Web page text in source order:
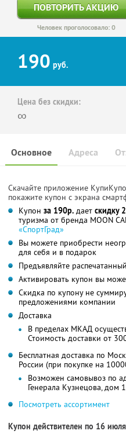
ПОВТОРИТЬ АКЦИЮ
Человек проголосовало: 0
190 руб.
Цена без скидки:
∞
Основное Адреса
Скачайте приложение
покажите купон с экрана
Купон за 190р. дает скидку
туризма от бренда MOON
«СпортГрад»
Вы можете приобрести
для себя и в подарок
Предъявляйте
Активировать купон вы
Скидка по купону не
предложениями компании
Доставка
В пределах МКАД
Стоимость доставки от
Бесплатная доставка по
России (при покупке на
Возможен самовывоз по
Генерала Кузнецова, дом
Посмотреть ассортимент
Купон действителен по 16